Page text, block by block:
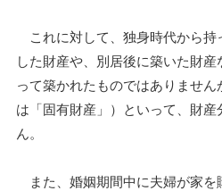
これに対して、独身時代から持
した財産や、別居後に築いた財
って築かれたものではありませ
は「固有財産」）といって、財
ん。
また、婚姻期間中に夫婦が家を